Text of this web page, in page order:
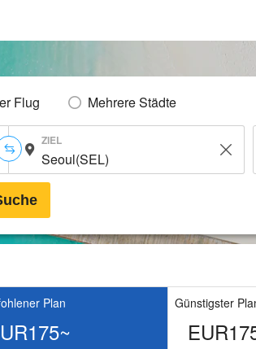
Flug Mehrere Städte
ZIEL
Plan Günstigster